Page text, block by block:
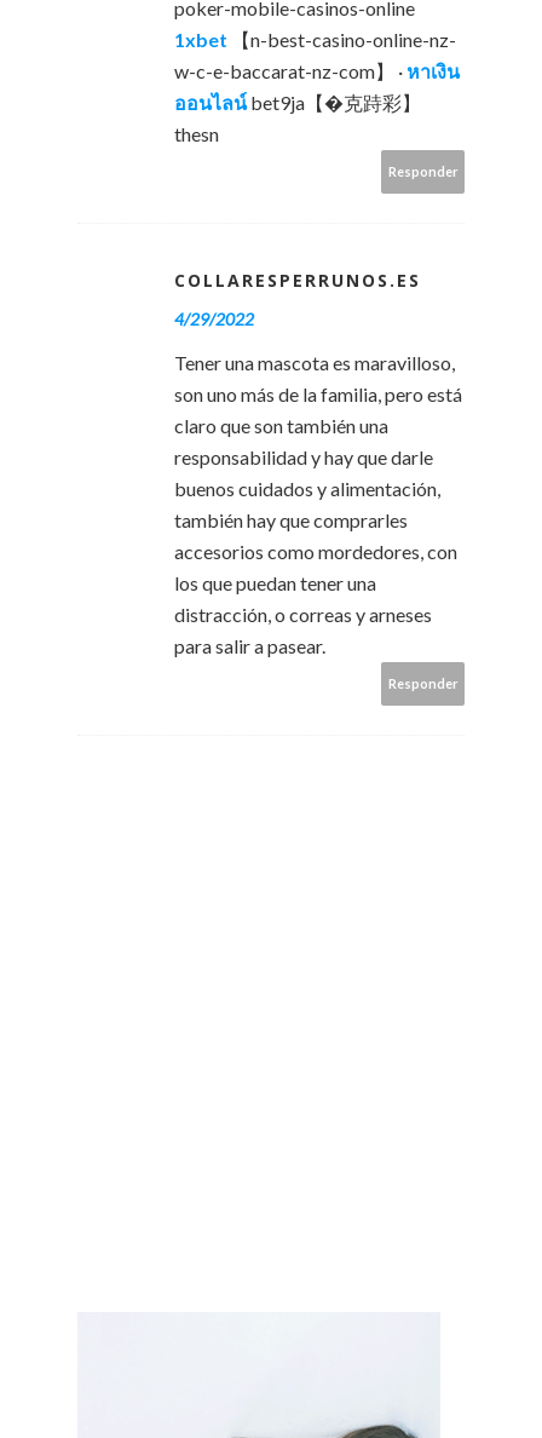
poker-mobile-casinos-online
1xbet 【n-best-casino-online-nz-
w-c-e-baccarat-nz-com】 · หาเงิน
ออนไลน์bet9ja【�克跱彩】
thesn
Responder
COLLARESPERRUNOS.ES
4/29/2022
Tener una mascota es maravilloso,
son uno más de la familia, pero está
claro que son también una
responsabilidad y hay que darle
buenos cuidados y alimentación,
también hay que comprarles
accesorios como mordedores, con
los que puedan tener una
distracción, o correas y arneses
para salir a pasear.
Responder